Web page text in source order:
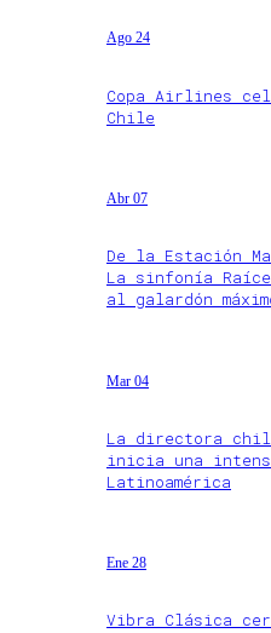
Ago 24
Copa Airlines
Chile
Abr 07
De la Estación
La sinfonía
al galardón
Mar 04
La directora
inicia una
Latinoamérica
Ene 28
Vibra Clásica